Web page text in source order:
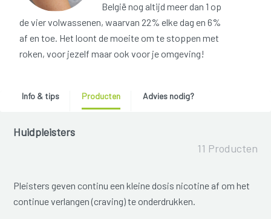
België nog altijd meer dan 1 op
de vier volwassenen, waarvan 22% elke dag en 6%
af en toe. Het loont de moeite om te stoppen met
roken, voor jezelf maar ook voor je omgeving!
Info & tips Producten Advies nodig?
Huidpleisters
11 Producten
Pleisters geven continu een kleine dosis nicotine af om het
continue verlangen (craving) te onderdrukken.